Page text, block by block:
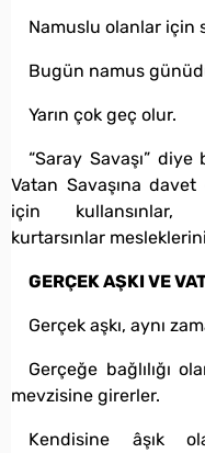
Namuslu olanlar için
Bugün namus
Yarın çok geç olur.
“Saray Savaşı”
Vatan Savaşına
için kullansınlar,
kurtarsınlar
GERÇEK AŞKI VE
Gerçek aşkı, aynı
Gerçeğe bağlılığı
mevzisine girerler.
Kendisine âşık